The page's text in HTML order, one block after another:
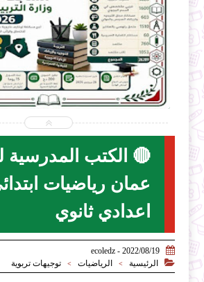
2026-07-28
ecoledz.net
🔴 الكتب المدرسية
عمان رياضيات
اعدادي ثانوي

2022/08/19 - ecoledz

الرئيسية > الرياضيات > توجيهات تربوية